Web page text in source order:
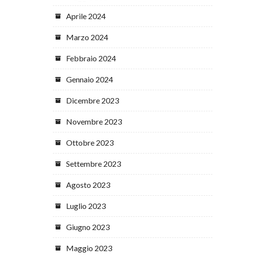
Aprile 2024
Marzo 2024
Febbraio 2024
Gennaio 2024
Dicembre 2023
Novembre 2023
Ottobre 2023
Settembre 2023
Agosto 2023
Luglio 2023
Giugno 2023
Maggio 2023